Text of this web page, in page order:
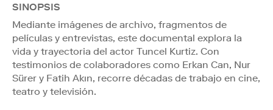
SINOPSIS
Mediante imágenes de archivo, fragmentos de
películas y entrevistas, este documental explora la
vida y trayectoria del actor Tuncel Kurtiz. Con
testimonios de colaboradores como Erkan Can, Nur
Sürer y Fatih Akın, recorre décadas de trabajo en cine,
teatro y televisión.